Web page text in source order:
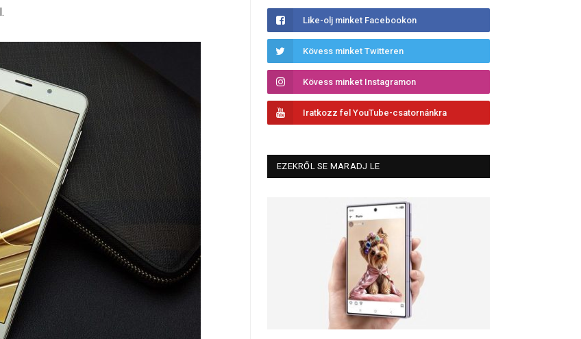
Like-olj minket Facebookon
Kövess minket Twitteren
Kövess minket Instagramon
Iratkozz fel YouTube-csatornánkra
EZEKRŐL SE MARADJ LE